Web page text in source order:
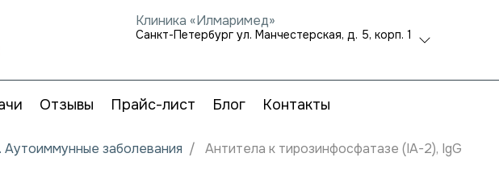
Клиника «Илмаримед»
Санкт-Петербург ул. Манчестерская, д. 5, корп. 1
Отзывы Прайс-лист Блог Контакты
Аутоиммунные заболевания Антитела к тирозинфосфатазе (IA-2), IgG